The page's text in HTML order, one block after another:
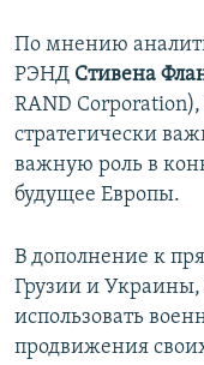
По мнению
РЭНД Стивена
RAND
стратегически
важную роль в
будущее Европы.
В дополнение к
Грузии и
использовать
продвижения